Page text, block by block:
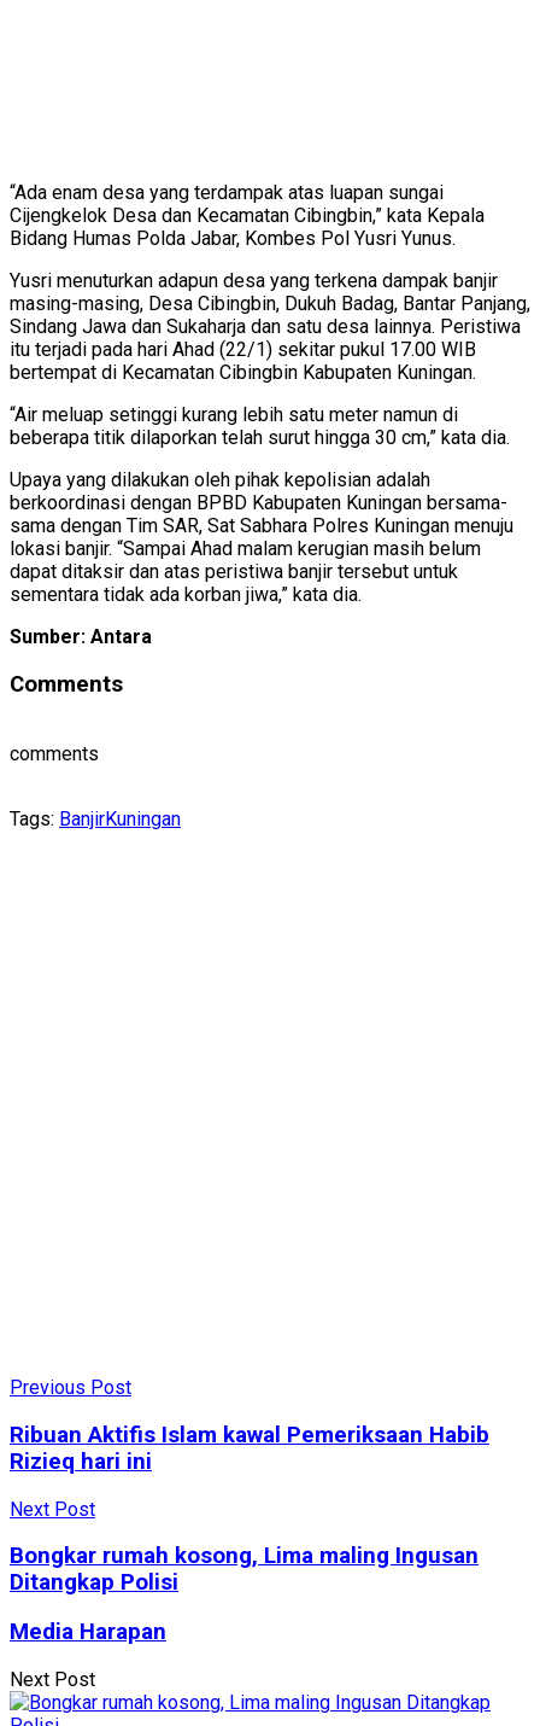
“Ada enam desa yang terdampak atas luapan sungai
Cijengkelok Desa dan Kecamatan Cibingbin,” kata Kepala
Bidang Humas Polda Jabar, Kombes Pol Yusri Yunus.
Yusri menuturkan adapun desa yang terkena dampak banjir
masing-masing, Desa Cibingbin, Dukuh Badag, Bantar Panjang,
Sindang Jawa dan Sukaharja dan satu desa lainnya. Peristiwa
itu terjadi pada hari Ahad (22/1) sekitar pukul 17.00 WIB
bertempat di Kecamatan Cibingbin Kabupaten Kuningan.
“Air meluap setinggi kurang lebih satu meter namun di
beberapa titik dilaporkan telah surut hingga 30 cm,” kata dia.
Upaya yang dilakukan oleh pihak kepolisian adalah
berkoordinasi dengan BPBD Kabupaten Kuningan bersama-
sama dengan Tim SAR, Sat Sabhara Polres Kuningan menuju
lokasi banjir. “Sampai Ahad malam kerugian masih belum
dapat ditaksir dan atas peristiwa banjir tersebut untuk
sementara tidak ada korban jiwa,” kata dia.
Sumber: Antara
Comments
comments
Tags: BanjirKuningan
Previous Post
Ribuan Aktifis Islam kawal Pemeriksaan Habib
Rizieq hari ini
Next Post
Bongkar rumah kosong, Lima maling Ingusan
Ditangkap Polisi
Media Harapan
Next Post